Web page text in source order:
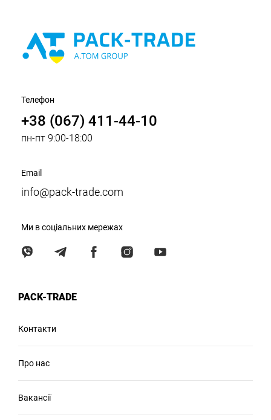
Телефон
+38 (067) 411-44-10
пн-пт 9:00-18:00
Email
info@pack-trade.com
Ми в соціальних мережах
PACK-TRADE
Контакти
Про нас
Вакансії